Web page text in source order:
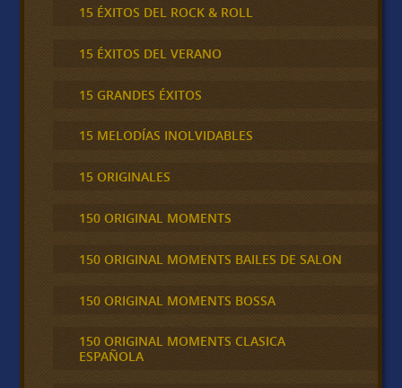
15 ÉXITOS DEL ROCK & ROLL
15 ÉXITOS DEL VERANO
15 GRANDES ÉXITOS
15 MELODÍAS INOLVIDABLES
15 ORIGINALES
150 ORIGINAL MOMENTS
150 ORIGINAL MOMENTS BAILES DE SALON
150 ORIGINAL MOMENTS BOSSA
150 ORIGINAL MOMENTS CLASICA
ESPAÑOLA